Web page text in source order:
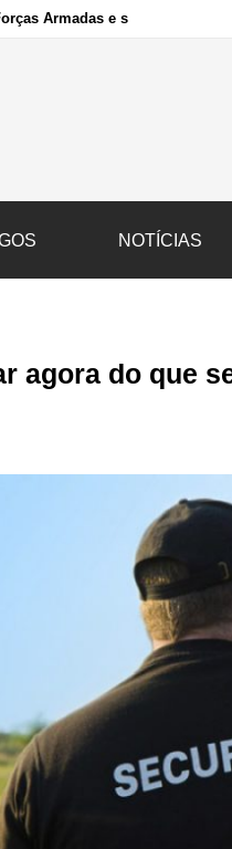
Armadas e sociedade civil
NOTÍCIAS
agora do que